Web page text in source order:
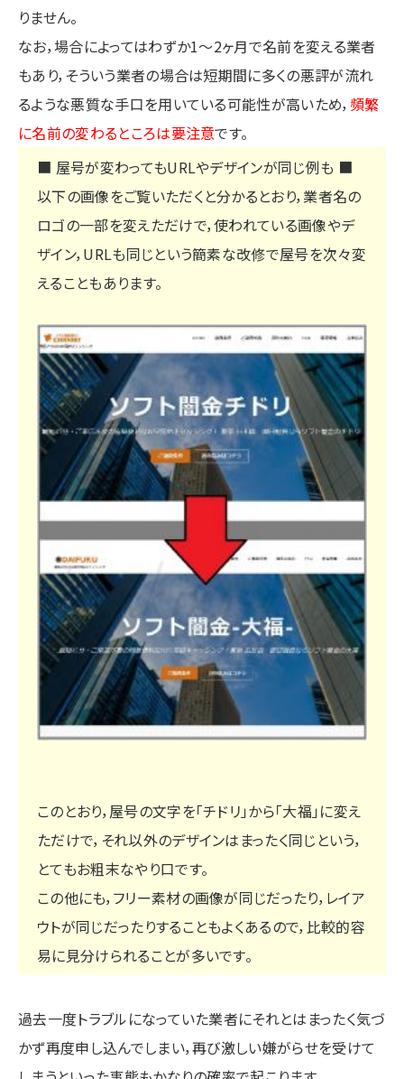
りません。
なお，場合によってはわずか1～2ヶ月で名前を変える業者
もあり，そういう業者の場合は短期間に多くの悪評が流れ
るような悪質な手口を用いている可能性が高いため， 頻繁
に名前の変わるところは要注意です。
■ 屋号が変わってもURLやデザインが同じ例も ■
以下の画像をご覧いただくと分かるとおり，業者名の
ロゴの一部を変えただけで，使われている画像やデ
ザイン，URLも同じという簡素な改修で屋号を次々変
えることもあります。
このとおり，屋号の文字を「チドリ」から「大福」に変え
ただけで，それ以外のデザインはまったく同じという，
とてもお粗末なやり口です。
この他にも，フリー素材の画像が同じだったり，レイア
ウトが同じだったりすることもよくあるので，比較的容
易に見分けられることが多いです。
過去一度トラブルになっていた業者にそれとはまったく気づ
かず再度申し込んでしまい，再び激しい嫌がらせを受けて